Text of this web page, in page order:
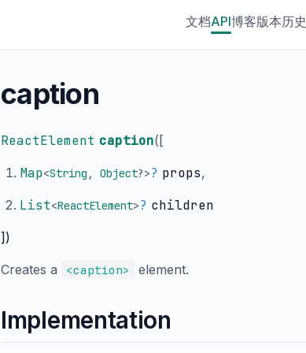
文档API博客版本历史
caption
ReactElement caption( [
Map<String , Object?>? props,
List<ReactElement>? children
])
Creates a <caption> element.
Implementation